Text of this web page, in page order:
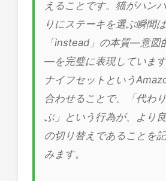
えることです。猫がハン
りにステーキを選ぶ瞬間は
「instead」の本質—意図
—を完璧に表現していま
ナイフセットという
合わせることで、「代わ
ぶ」という行為が、より
の切り替えであることを
みます。